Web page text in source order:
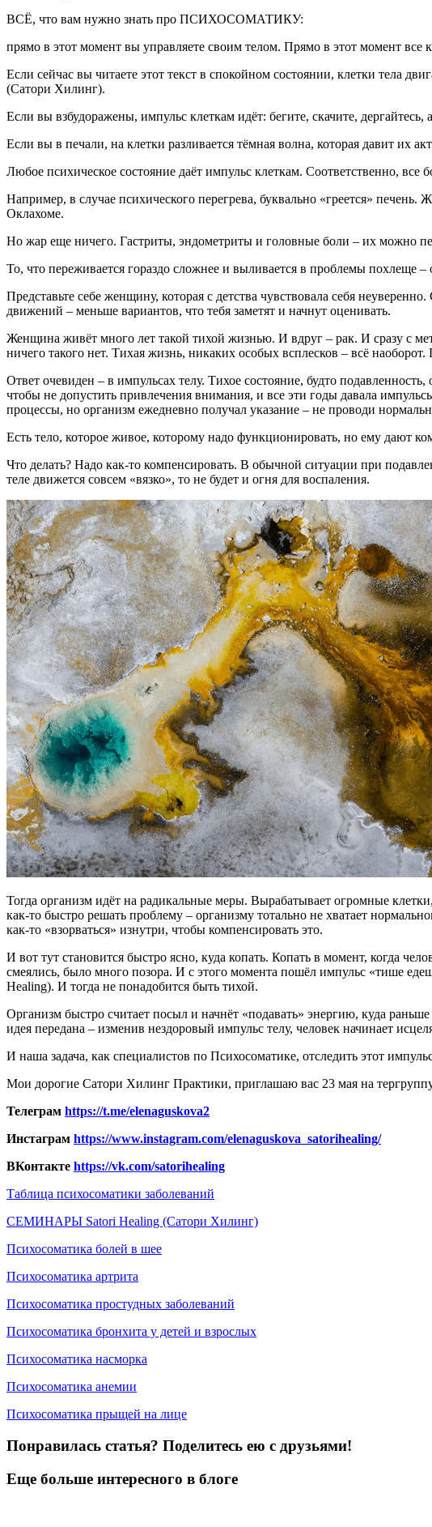
ВСЁ, что вам нужно знать про ПСИХОСОМАТИКУ:
прямо в этот момент вы управляете своим телом. Прямо в этот момент
Если сейчас вы читаете этот текст в спокойном состоянии, клетки тела
(Сатори Хилинг).
Если вы взбудоражены, импульс клеткам идёт: бегите, скачите, дергайтесь,
Если вы в печали, на клетки разливается тёмная волна, которая давит их
Любое психическое состояние даёт импульс клеткам. Соответственно, все
Например, в случае психического перегрева, буквально «греется»
Оклахоме.
Но жар еще ничего. Гастриты, эндометриты и головные боли – их можно
То, что переживается гораздо сложнее и выливается в проблемы похлеще
Представьте себе женщину, которая с детства чувствовала себя
движений – меньше вариантов, что тебя заметят и начнут оценивать.
Женщина живёт много лет такой тихой жизнью. И вдруг – рак. И сразу с
ничего такого нет. Тихая жизнь, никаких особых всплесков – всё
Ответ очевиден – в импульсах телу. Тихое состояние, будто
чтобы не допустить привлечения внимания, и все эти годы давала
процессы, но организм ежедневно получал указание – не проводи
Есть тело, которое живое, которому надо функционировать, но ему дают
Что делать? Надо как-то компенсировать. В обычной ситуации при
теле движется совсем «вязко», то не будет и огня для воспаления.
Тогда организм идёт на радикальные меры. Вырабатывает огромные
как-то быстро решать проблему – организму тотально не хватает
как-то «взорваться» изнутри, чтобы компенсировать это.
И вот тут становится быстро ясно, куда копать. Копать в момент, когда
смеялись, было много позора. И с этого момента пошёл импульс «тише
Healing). И тогда не понадобится быть тихой.
Организм быстро считает посыл и начнёт «подавать» энергию, куда
идея передана – изменив нездоровый импульс телу, человек начинает
И наша задача, как специалистов по Психосоматике, отследить этот
Мои дорогие Сатори Хилинг Практики, приглашаю вас 23 мая на
Телеграм https://t.me/elenaguskova2
Инстаграм https://www.instagram.com/elenaguskova_satorihealing/
ВКонтакте https://vk.com/satorihealing
Таблица психосоматики заболеваний
СЕМИНАРЫ Satori Healing (Сатори Хилинг)
Психосоматика болей в шее
Психосоматика артрита
Психосоматика простудных заболеваний
Психосоматика бронхита у детей и взрослых
Психосоматика насморка
Психосоматика анемии
Психосоматика прыщей на лице
Понравилась статья? Поделитесь ею с друзьями!
Еще больше интересного в блоге